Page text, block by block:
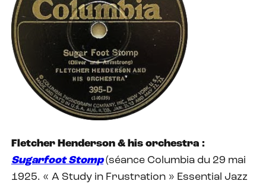
Fletcher Henderson & his orchestra :
Sugarfoot Stomp(séance Columbia du 29 mai
1925. « A Study in Frustration » Essential Jazz